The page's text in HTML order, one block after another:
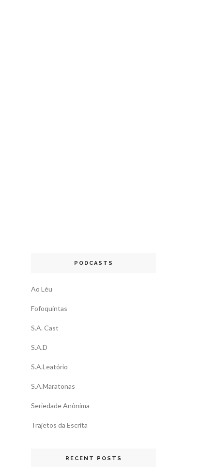
PODCASTS
Ao Léu
Fofoquintas
S.A. Cast
S.A.D
S.A.Leatório
S.A.Maratonas
Seriedade Anônima
Trajetos da Escrita
RECENT POSTS